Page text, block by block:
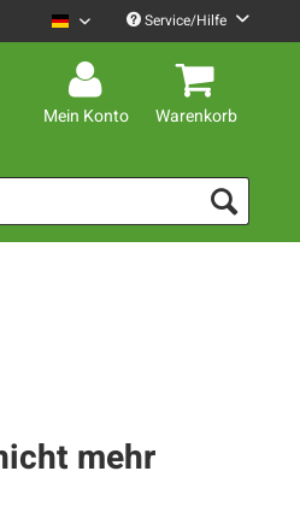
Mario Barth Deutsch
Service/Hilfe
Mein Konto Warenkorb
mehr